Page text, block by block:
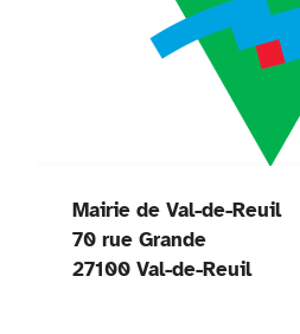
Mairie de Val-de-Reuil
70 rue Grande
27100 Val-de-Reuil